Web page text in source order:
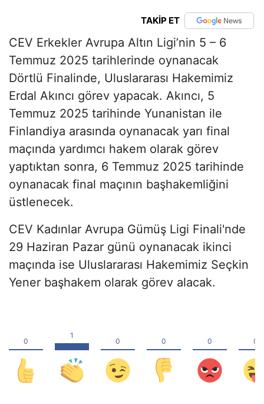
TAKİP ET
CEV Erkekler Avrupa Altın Ligi’nin 5 – 6
Temmuz 2025 tarihlerinde oynanacak
Dörtlü Finalinde, Uluslararası Hakemimiz
Erdal Akıncı görev yapacak. Akıncı, 5
Temmuz 2025 tarihinde Yunanistan ile
Finlandiya arasında oynanacak yarı final
maçında yardımcı hakem olarak görev
yaptıktan sonra, 6 Temmuz 2025 tarihinde
oynanacak final maçının başhakemliğini
üstlenecek.
CEV Kadınlar Avrupa Gümüş Ligi Finali'nde
29 Haziran Pazar günü oynanacak ikinci
maçında ise Uluslararası Hakemimiz Seçkin
Yener başhakem olarak görev alacak.